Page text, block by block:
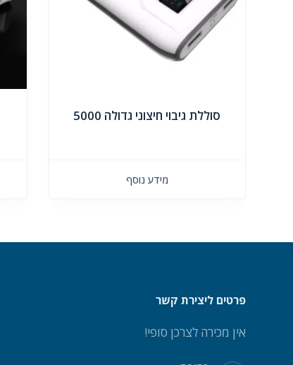
סוללת גיבוי חיצוני גדולה 5000
מידע נוסף
פרטים ליצירת קשר
אין מכירה לצרכן סופי!